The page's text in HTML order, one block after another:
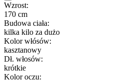
Wzrost:
170 cm
Budowa ciała:
kilka kilo za dużo
Kolor włósów:
kasztanowy
Dł. włosów:
krótkie
Kolor oczu: